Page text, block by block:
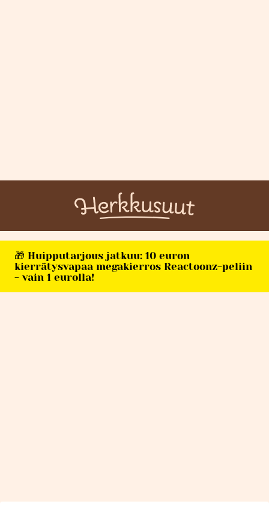
🎁 Huipputarjous jatkuu: 10 euron
kierrätysvapaa megakierros Reactoonz-peliin
- vain 1 eurolla!